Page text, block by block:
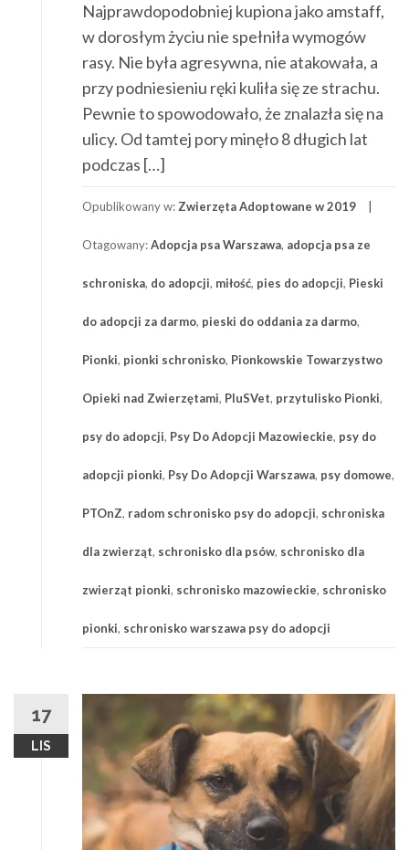
Najprawdopodobniej kupiona jako amstaff,
w dorosłym życiu nie spełniła wymogów
rasy. Nie była agresywna, nie atakowała, a
przy podniesieniu ręki kuliła się ze strachu.
Pewnie to spowodowało, że znalazła się na
ulicy. Od tamtej pory minęło 8 długich lat
podczas […]
Opublikowany w: Zwierzęta Adoptowane w 2019
Otagowany:Adopcja psa Warszawa, adopcja psa ze
schroniska, do adopcji, miłość, pies do adopcji, Pieski
do adopcji za darmo, pieski do oddania za darmo,
Pionki, pionki schronisko, Pionkowskie Towarzystwo
Opieki nad Zwierzętami, PluSVet, przytulisko Pionki,
psy do adopcji, Psy Do Adopcji Mazowieckie, psy do
adopcji pionki, Psy Do Adopcji Warszawa, psy domowe,
PTOnZ, radom schronisko psy do adopcji, schroniska
dla zwierząt, schronisko dla psów, schronisko dla
zwierząt pionki, schronisko mazowieckie, schronisko
pionki, schronisko warszawa psy do adopcji
17
LIS